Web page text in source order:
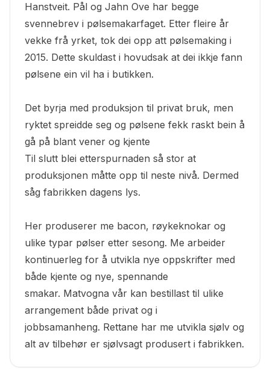
Hanstveit. Pål og Jahn Ove har begge
svennebrev i pølsemakarfaget. Etter fleire år
vekke frå yrket, tok dei opp att pølsemaking i
2015. Dette skuldast i hovudsak at dei ikkje fann
pølsene ein vil ha i butikken.
Det byrja med produksjon til privat bruk, men
ryktet spreidde seg og pølsene fekk raskt bein å
gå på blant vener og kjente
Til slutt blei etterspurnaden så stor at
produksjonen måtte opp til neste nivå. Dermed
såg fabrikken dagens lys.
Her produserer me bacon, røykeknokar og
ulike typar pølser etter sesong. Me arbeider
kontinuerleg for å utvikla nye oppskrifter med
både kjente og nye, spennande
smakar. Matvogna vår kan bestillast til ulike
arrangement både privat og i
jobbsamanheng. Rettane har me utvikla sjølv og
alt av tilbehør er sjølvsagt produsert i fabrikken.